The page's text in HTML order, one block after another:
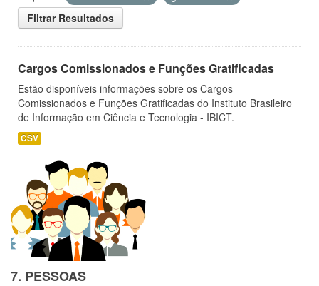
Filtrar Resultados
Cargos Comissionados e Funções Gratificadas
Estão disponíveis informações sobre os Cargos
Comissionados e Funções Gratificadas do Instituto Brasileiro
de Informação em Ciência e Tecnologia - IBICT.
CSV
7. PESSOAS